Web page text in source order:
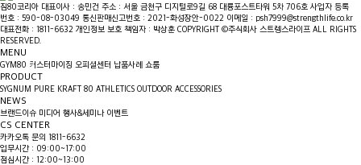
짐80코리아 대표이사 : 송민건 주소 : 서울 금천구 디지털로9길 68 대륭포스트타워 5차 706호 사업자 등록
번호 : 590-08-03049 통신판매신고번호 : 2021-화성장안-0022 이메일 : psh7999@strengthlife.co.kr
대표전화 : 1811-6632 개인정보 보호 책임자 : 박상훈 COPYRIGHT ©주식회사 스트렝스라이프 ALL RIGHTS
RESERVED.
MENU
GYM80 커스터마이징 오피셜센터 납품사례 쇼룸
PRODUCT
SYGNUM PURE KRAFT 80 ATHLETICS OUTDOOR ACCESSORIES
NEWS
브랜드이슈 미디어 행사&세미나 이벤트
CS CENTER
카카오톡 문의 1811-6632
업무시간 : 09:00~17:00
점심시간 : 12:00~13:00